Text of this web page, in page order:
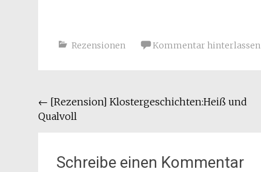
Rezensionen Kommentar hinterlassen
Beitragsnavigation
← [Rezension] Klostergeschichten:Heiß und
Qualvoll
Schreibe einen Kommentar